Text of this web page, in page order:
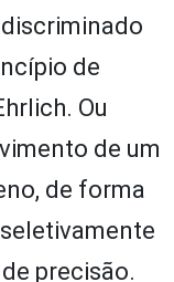
de
Ou
de um
de forma
precisão.